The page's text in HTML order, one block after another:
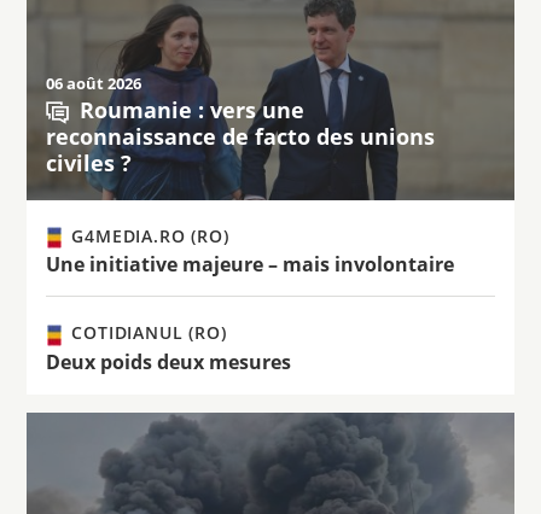
06 août 2026
Roumanie : vers une
reconnaissance de facto des unions
civiles ?
G4MEDIA.RO (RO)
Une initiative majeure – mais involontaire
COTIDIANUL (RO)
Deux poids deux mesures